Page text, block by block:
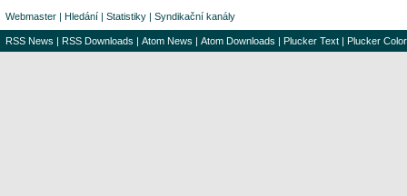
Webmaster | Hledání | Statistiky | Syndikační kanály
RSS News | RSS Downloads | Atom News | Atom Downloads | Plucker Text | Plucker Color